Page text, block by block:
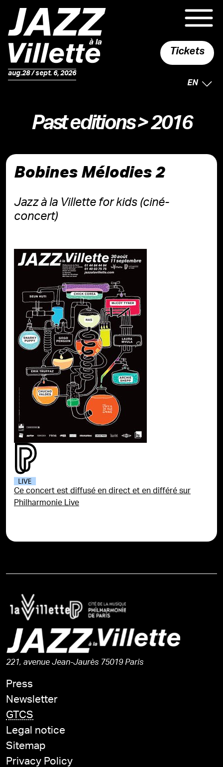
aug.28 / sept. 6, 2026
Tickets
EN
Past editions> 2016
Bobines Mélodies 2
Jazz à la Villette for kids (ciné-
concert)
Ce concert est diffusé en direct et en différé sur
Philharmonie Live
221, avenue Jean-Jaurès 75019 Paris
Press
Newsletter
GTCS
Legal notice
Sitemap
Privacy Policy